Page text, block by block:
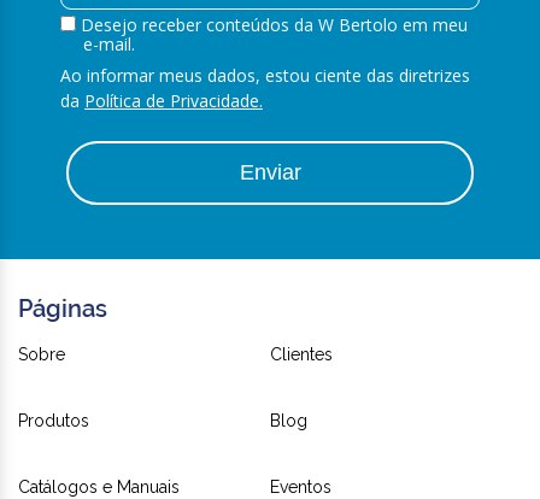
Desejo receber conteúdos da W Bertolo em meu
e-mail.
Ao informar meus dados, estou ciente das diretrizes
da Política de Privacidade.
Enviar
Páginas
Sobre Clientes
Produtos Blog
Catálogos e Manuais Eventos